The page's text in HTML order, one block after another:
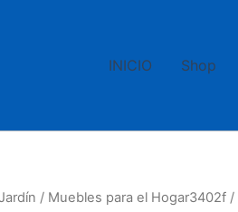
INICIO Shop
/ Muebles para el Hogar3402f /